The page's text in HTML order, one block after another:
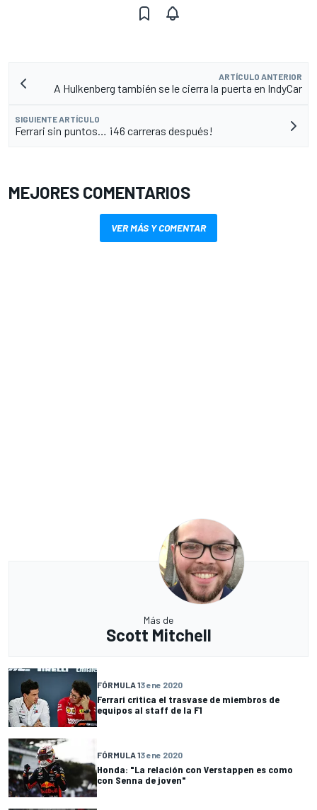
ARTÍCULO ANTERIOR
A Hulkenberg también se le cierra la puerta en IndyCar
SIGUIENTE ARTÍCULO
Ferrari sin puntos… ¡46 carreras después!
MEJORES COMENTARIOS
VER MÁS Y COMENTAR
Más de
Scott Mitchell
FÓRMULA 13 ene 2020
Ferrari critica el trasvase de miembros de
equipos al staff de la F1
FÓRMULA 13 ene 2020
Honda: "La relación con Verstappen es como
con Senna de joven"